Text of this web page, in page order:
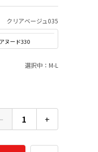
クリアベージュ035
ヌード330
選択中：M-L
1 +